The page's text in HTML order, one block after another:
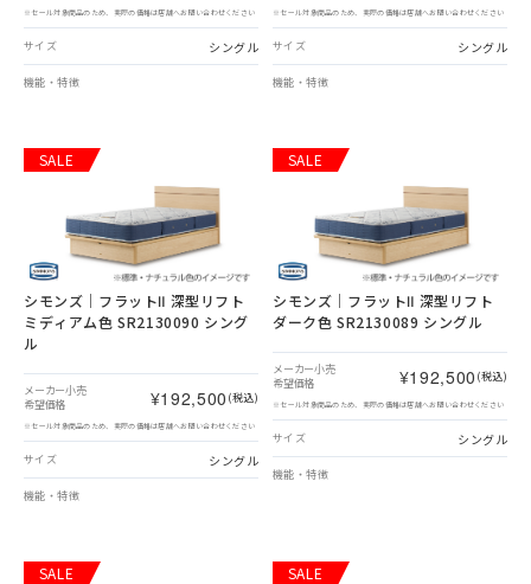
※セール対象商品のため、実際の価格は店舗へお問い合わせください
サイズ シングル
機能・特徴
※セール対象商品のため、実際の価格は店舗へお問い合わせください
サイズ シングル
機能・特徴
SALE
シモンズ｜フラットⅡ 深型リフト
ミディアム色 SR2130090 シング
ル
メーカー小売
希望価格
¥192,500 (税込)
※セール対象商品のため、実際の価格は店舗へお問い合わせください
サイズ シングル
機能・特徴
SALE
シモンズ｜フラットⅡ 深型リフト
ダーク色 SR2130089 シングル
メーカー小売
希望価格
¥192,500 (税込)
※セール対象商品のため、実際の価格は店舗へお問い合わせください
サイズ シングル
機能・特徴
SALE SALE